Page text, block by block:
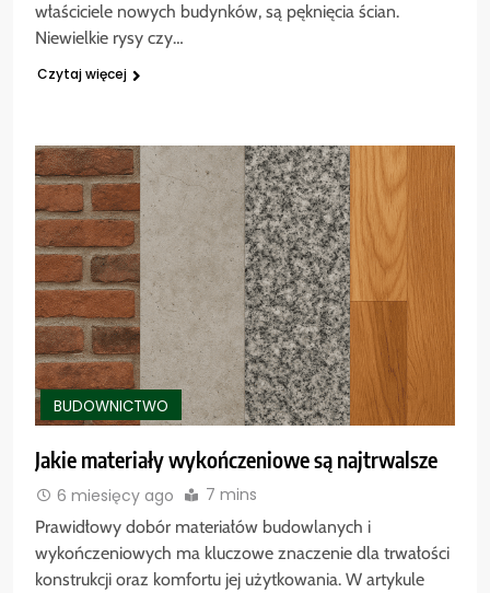
właściciele nowych budynków, są pęknięcia ścian.
Niewielkie rysy czy…
Czytaj więcej
BUDOWNICTWO
Jakie materiały wykończeniowe są najtrwalsze
6 miesięcy ago 7 mins
Prawidłowy dobór materiałów budowlanych i
wykończeniowych ma kluczowe znaczenie dla trwałości
konstrukcji oraz komfortu jej użytkowania. W artykule